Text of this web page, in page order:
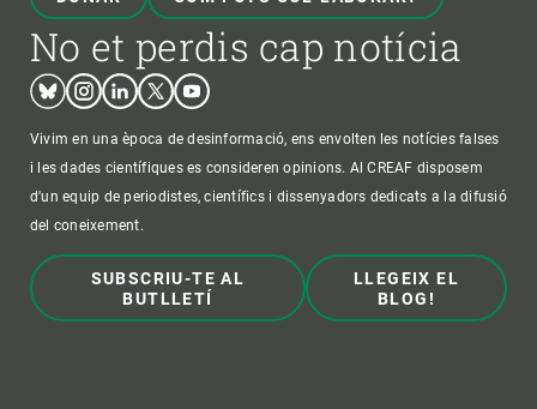
No et perdis cap notícia
BlueskyInstagram
LinkedinTwitterYoutube
Vivim en una època de desinformació, ens envolten les notícies falses
i les dades científiques es consideren opinions. Al CREAF disposem
d'un equip de periodistes, científics i dissenyadors dedicats a la difusió
del coneixement.
SUBSCRIU-TE AL
BUTLLETÍ
LLEGEIX EL
BLOG!